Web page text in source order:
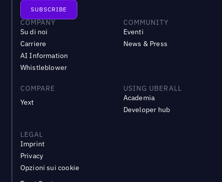
COMPANY
Su di noi
Carriere
AI Information
Whistleblower
COMMUNITY
Eventi
News & Press
COMPARE
Yext
USING UBERALL
Academia
Developer hub
LEGAL
Imprint
Privacy
Opzioni sui cookie